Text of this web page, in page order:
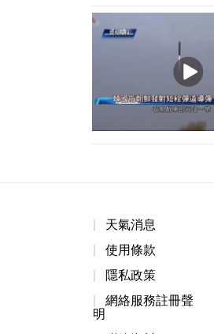
天氣消息
使用條款
隱私政策
網絡服務註冊聲
明